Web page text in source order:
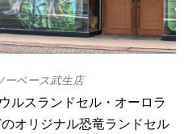
ーベース武生店
ルスランドセル・オーロラ
オリジナル恐竜ランドセル